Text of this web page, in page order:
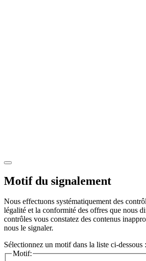
Motif du signalement
Nous effectuons systématiquement des
légalité et la conformité des offres que nous
contrôles vous constatez des contenus
nous le signaler.
Sélectionnez un motif dans la liste ci-dessous :
Motif: